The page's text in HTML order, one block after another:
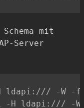
mit
Server
-H ldapi:/// -W